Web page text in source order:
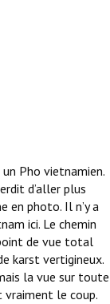
Pho vietnamien.
d’aller plus
en photo. Il n’y a
ici. Le chemin
de vue total
karst vertigineux.
la vue sur toute
le coup.